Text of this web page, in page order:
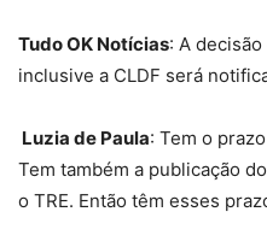
Tudo OK Notícias: A
inclusive a CLDF será
Luzia de Paula: Tem o
Tem também a publicação
o TRE. Então têm esses